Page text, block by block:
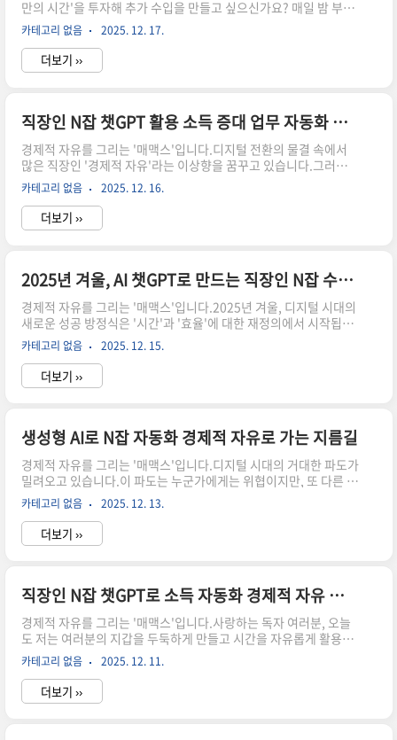
만의 시간'을 투자해 추가 수입을 만들고 싶으신가요? 매일 밤 부업
아이디어를 검색하다 지쳐 잠들곤 하시나요? 'N잡'이라는 말만 들
어도 벌써부터 피곤함이 몰려오는 것 같다면, 오늘 이 글에 집중해
보세요.매맥스가 제안하는 방법은 바로 **생성형 AI, 챗GPT를 활
용한 '수익 자동화'**예요! 단순히 업무 보조를 넘어, 여러분의 N잡
만드는 구체적인 방법을 함께 알아볼까요? 챗GPT, 단순한 업무 보
조를 넘어 '수익 자동화 엔진'으로!많은 분들이 챗GPT를 단순히 보
고서 작성이나 이메일 초안 작성 같은 '..
카테고리 없음 2025. 12. 17.
더보기 ››
직장인 N잡 챗GPT 활용 소득 증대 업무 자동화 방법
경제적 자유를 그리는 '매맥스'입니다.디지털 전환의 물결 속에서
많은 직장인 '경제적 자유'라는 이상향을 꿈꾸고 있습니다.그러나
퇴근 후 지친 몸으로 또 다른 일을 시작하기란 쉽지 않은 현실이죠.
하지만 2025년, 우리는 인공지능이라는 강력한 도구를 손에 쥐었
습니다.특히 챗GPT는 단순한 트렌드를 넘어, 직장인 여러분의 N잡
소득 증대와 업무 자동화를 위한 가장 확실한 지름길이 될 것입니
후 1시간을 되찾아줄 디지털 비서'프로 N잡러 은똘'님의 인터뷰에
서처럼,"퇴근 후 시간 활용으로 소득 차이가 벌어진다"는말은 디지
털 시대의 불변의 진리입니다.문제는 이 시간을 어떻게 효율..
카테고리 없음 2025. 12. 16.
더보기 ››
2025년 겨울, AI 챗GPT로 만드는 직장인 N잡 수익화
경제적 자유를 그리는 '매맥스'입니다.2025년 겨울, 디지털 시대의
새로운 성공 방정식은 '시간'과 '효율'에 대한 재정의에서 시작됩니
다.특히 직장인들에게 N잡은 더 이상 선택이 아닌 필수가 되어가고
있으며, 이 변화의 중심에는 바로 생성형 AI, 챗GPT가 있습니다.퇴
근 후 지친 몸으로 또 다른 노동을 시작하는 대신, AI의 힘을 빌려 스
마트하게 수익을 창출하는 방법을 오늘 매맥스가 심도 깊게 분석해
시간 부족 앞에서 좌절하곤 합니다.하지만 2025년의 챗GPT는 단
순한 글쓰기 도구를 넘어, 여러분의 N잡 활동에 혁명적인 변화를 가
져다줄 것입니다.챗GPT를 활용하면 퇴근..
카테고리 없음 2025. 12. 15.
더보기 ››
생성형 AI로 N잡 자동화 경제적 자유로 가는 지름길
경제적 자유를 그리는 '매맥스'입니다.디지털 시대의 거대한 파도가
밀려오고 있습니다.이 파도는 누군가에게는 위협이지만, 또 다른 누
군가에게는 전례 없는 기회를 가져다줍니다.특히, 2025년의 겨울,
우리는 생성형 AI라는 강력한 도구와 함께 경제적 자유를 향한 '지
름길'을 탐색할 수 있는 절호의 시점에 서 있습니다.과거에는 상상
하기 어려웠던 수준의 자동화와 효율성을 바탕으로, 이제는 누구나
러분의 잠재력을 극대화하고, 재정적 목표 달성을 가속화할 수 있는
지, 그 구체적인 방법론과 통찰을 공유하고자 합니다.생성형 AI, 당
신의 시간을 '황금'으로 만드는 열쇠직장인들에게 퇴근 후..
카테고리 없음 2025. 12. 13.
더보기 ››
직장인 N잡 챗GPT로 소득 자동화 경제적 자유 지름길
경제적 자유를 그리는 '매맥스'입니다.사랑하는 독자 여러분, 오늘
도 저는 여러분의 지갑을 두둑하게 만들고 시간을 자유롭게 활용할
수 있는 비밀을 찾아 헤맸습니다.그리고 마침내, 디지털 시대가 선
물한 가장 강력한 도구를 발견했습니다.바로 직장인 여러분의 N잡
을 '자동화된 소득 시스템'으로 바꾸어줄 챗GPT입니다.많은 직장
인이 퇴근 후의 소중한 시간을 활용해 추가 소득을 창출하려 노력하
카테고리 없음 2025. 12. 11.
더보기 ››